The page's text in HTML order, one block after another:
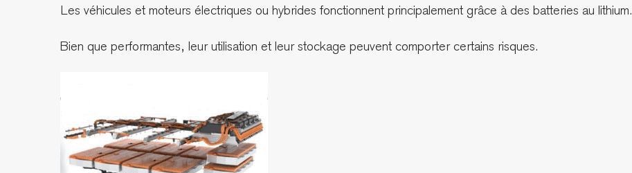
Les véhicules et moteurs électriques ou hybrides fonctionnent principalement grâce à des batteries au lithium.
Bien que performantes, leur utilisation et leur stockage peuvent comporter certains risques.